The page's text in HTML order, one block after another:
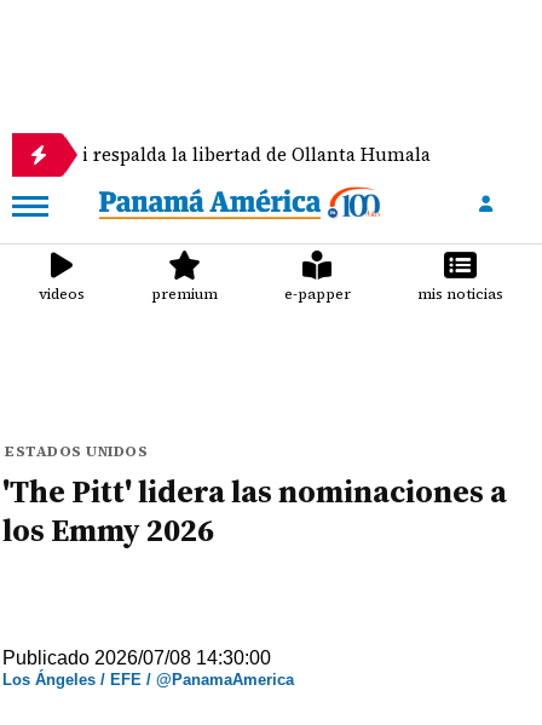
la libertad de Ollanta Humala
videos premium e-papper mis noticias
ESTADOS UNIDOS
'The Pitt' lidera las nominaciones a
los Emmy 2026
Publicado 2026/07/08 14:30:00
Los Ángeles / EFE / @PanamaAmerica